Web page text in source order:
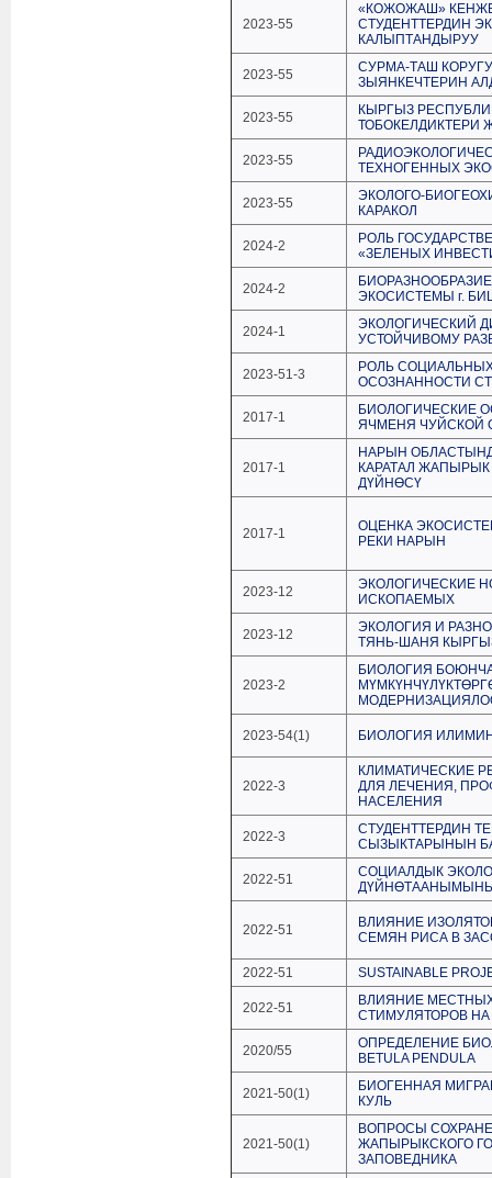
2023-55
«КОЖОЖАШ»
СТУДЕНТТЕРДИН
КАЛЫПТАНДЫРУУ
2023-55
СУРМА-ТАШ
ЗЫЯНКЕЧТЕРИН
2023-55
КЫРГЫЗ
ТОБОКЕЛДИКТЕРИ
2023-55
ТЕХНОГЕННЫХ
2023-55
ЭКОЛОГО-
КАРАКОЛ
2024-2
РОЛЬ
«ЗЕЛЕНЫХ
2024-2
ЭКОСИСТЕМЫ г.
2024-1
ЭКОЛОГИЧЕСКИЙ
УСТОЙЧИВОМУ
2023-51-3
РОЛЬ
ОСОЗНАННОСТИ
2017-1
БИОЛОГИЧЕСКИЕ
ЯЧМЕНЯ ЧУЙСКОЙ
2017-1
НАРЫН
КАРАТАЛ
ДҮЙНӨСҮ
2017-1
ОЦЕНКА
РЕКИ НАРЫН
2023-12
ЭКОЛОГИЧЕСКИЕ
ИСКОПАЕМЫХ
2023-12
ЭКОЛОГИЯ И
ТЯНЬ-ШАНЯ
2023-2
БИОЛОГИЯ
2023-54(1) БИОЛОГИЯ
2022-3
КЛИМАТИЧЕСКИЕ
ДЛЯ ЛЕЧЕНИЯ,
НАСЕЛЕНИЯ
2022-3
СТУДЕНТТЕРДИН
СЫЗЫКТАРЫНЫН
2022-51
СОЦИАЛДЫК
2022-51
ВЛИЯНИЕ
СЕМЯН РИСА В
2022-51 SUSTAINABLE
2022-51
ВЛИЯНИЕ
СТИМУЛЯТОРОВ
2020/55
ОПРЕДЕЛЕНИЕ
BETULA PENDULA
2021-50(1)
БИОГЕННАЯ
КУЛЬ
2021-50(1)
ВОПРОСЫ
ЖАПЫРЫКСКОГО
ЗАПОВЕДНИКА